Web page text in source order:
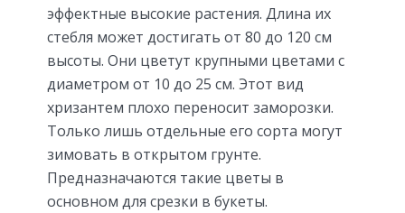
эффектные высокие растения. Длина их
стебля может достигать от 80 до 120 см
высоты. Они цветут крупными цветами с
диаметром от 10 до 25 см. Этот вид
хризантем плохо переносит заморозки.
Только лишь отдельные его сорта могут
зимовать в открытом грунте.
Предназначаются такие цветы в
основном для срезки в букеты.